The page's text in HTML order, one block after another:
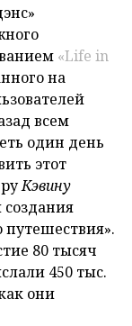
«Life in
на
всем
один день
этот
Кэвину
создания
путешествия».
80 тысяч
450 тыс.
они